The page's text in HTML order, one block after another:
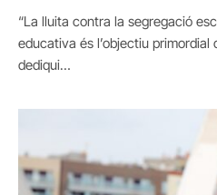
“La lluita contra la segregació
educativa és l’objectiu
dediqui…